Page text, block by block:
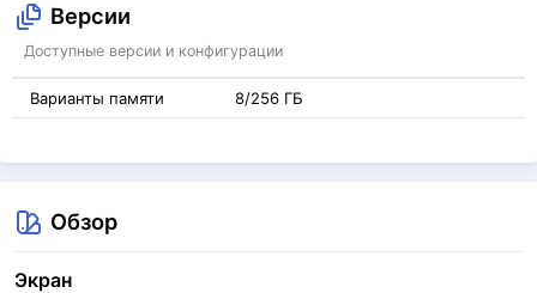
Версии
Доступные версии и конфигурации
Варианты памяти 8/256 ГБ
Обзор
Экран